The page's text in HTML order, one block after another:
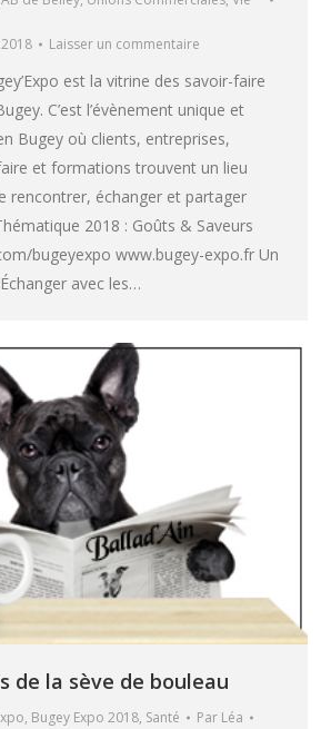
Laisser un commentaire
est la vitrine des savoir-faire
C’est l’évènement unique et
Bugey où clients, entreprises,
et formations trouvent un lieu
rencontrer, échanger et partager
2018 : Goûts & Saveurs
bugeyexpo www.bugey-expo.fr Un
avec les…
de la sève de bouleau
, Bugey Expo 2018, Santé Par Léa